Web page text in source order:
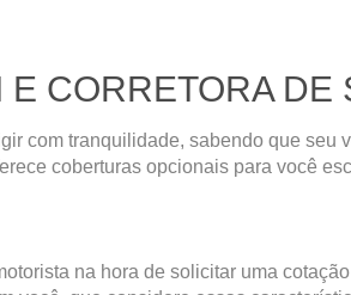
E CORRETORA
com tranquilidade, sabendo que
coberturas opcionais para você
na hora de solicitar uma